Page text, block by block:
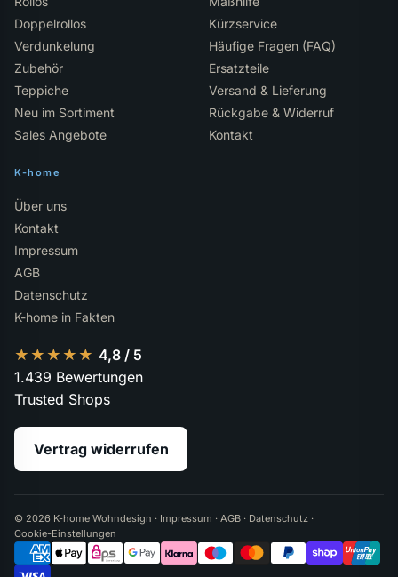
Doppelrollos
Verdunkelung
Zubehör
Teppiche
Neu im Sortiment
Sales Angebote
Kürzservice
Häufige Fragen (FAQ)
Ersatzteile
Versand & Lieferung
Rückgabe & Widerruf
Kontakt
K-home
Über uns
Kontakt
Impressum
AGB
Datenschutz
K-home in Fakten
★★★★★
★★★★★ 4,8 / 5
1.439 Bewertungen
Trusted Shops
Vertrag widerrufen
© 2026 K-home Wohndesign · Impressum · AGB · Datenschutz ·
Cookie-Einstellungen